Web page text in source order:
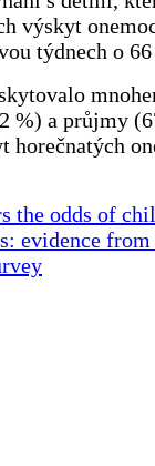
výskyt
týdnech o
%) a průjmy
horečnatých
the odds of
evidence from